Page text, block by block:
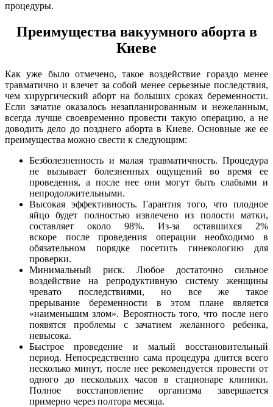
процедуры.
Преимущества вакуумного аборта в
Киеве
Как уже было отмечено, такое воздействие гораздо менее
травматично и влечет за собой менее серьезные последствия,
чем хирургический аборт на больших сроках беременности.
Если зачатие оказалось незапланированным и нежеланным,
всегда лучше своевременно провести такую операцию, а не
доводить дело до позднего аборта в Киеве. Основные же ее
преимущества можно свести к следующим:
Безболезненность и малая травматичность. Процедура
не вызывает болезненных ощущений во время ее
проведения, а после нее они могут быть слабыми и
непродолжительными.
Высокая эффективность. Гарантия того, что плодное
яйцо будет полностью извлечено из полости матки,
составляет около 98%. Из-за оставшихся 2%
вскоре после проведения операции необходимо в
обязательном порядке посетить гинекологию для
проверки.
Минимальный риск. Любое достаточно сильное
воздействие на репродуктивную систему женщины
чревато последствиями, но все же такое
прерывание беременности в этом плане является
«наименьшим злом». Вероятность того, что после него
появятся проблемы с зачатием желанного ребенка,
невысока.
Быстрое проведение и малый восстановительный
период. Непосредственно сама процедура длится всего
несколько минут, после нее рекомендуется провести от
одного до нескольких часов в стационаре клиники.
Полное восстановление организма завершается
примерно через полтора месяца.